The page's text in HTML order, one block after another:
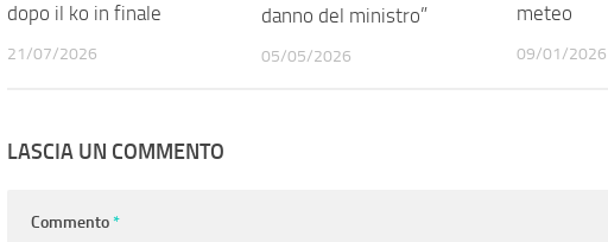
dopo il ko in finale
21/07/2026
danno del ministro”
05/05/2026
meteo
09/01/2026
LASCIA UN COMMENTO
Commento*